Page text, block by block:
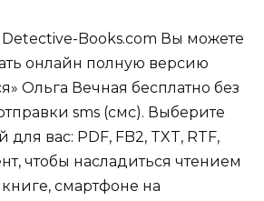
Books.com Вы можете
онлайн полную версию
Ольга Вечная бесплатно без
sms (смс). Выберите
вас: PDF, FB2, TXT, RTF,
чтобы насладиться чтением
смартфоне на